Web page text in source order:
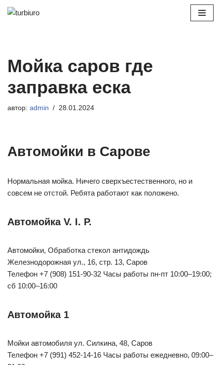
Мойка саров где
заправка еска
автор: admin 28.01.2024
Автомойки в Сарове
Нормальная мойка. Ничего сверхъестественного, но и
совсем не отстой. Ребята работают как положено.
Автомойка V. I. P.
Автомойки, Обработка стекол антидождь
Железнодорожная ул., 16, стр. 13, Саров
Телефон +7 (908) 151-90-32 Часы работы пн-пт 10:00–19:00;
сб 10:00–16:00
Автомойка 1
Мойки автомобиля ул. Силкина, 48, Саров
Телефон +7 (991) 452-14-16 Часы работы ежедневно, 09:00–